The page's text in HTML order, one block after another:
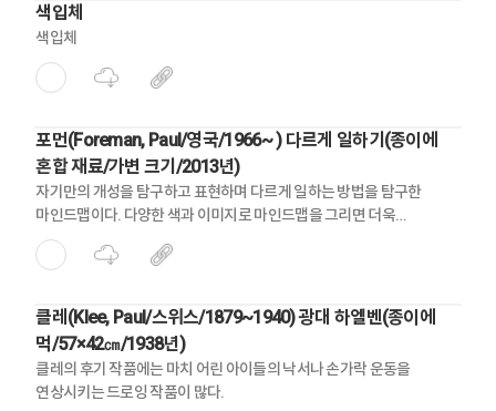
색입체
색입체
포먼(Foreman, Paul/영국/1966~ ) 다르게 일하기(종이에
혼합 재료/가변 크기/2013년)
자기만의 개성을 탐구하고 표현하며 다르게 일하는 방법을 탐구한
마인드맵이다. 다양한 색과 이미지로 마인드맵을 그리면 더욱
효과적으로 아이디어를 발상할 수 있다.
클레(Klee, Paul/스위스/1879~1940) 광대 하엘벤(종이에
먹/57×42㎝/1938년)
클레의 후기 작품에는 마치 어린 아이들의 낙서나 손가락 운동을
연상시키는 드로잉 작품이 많다.